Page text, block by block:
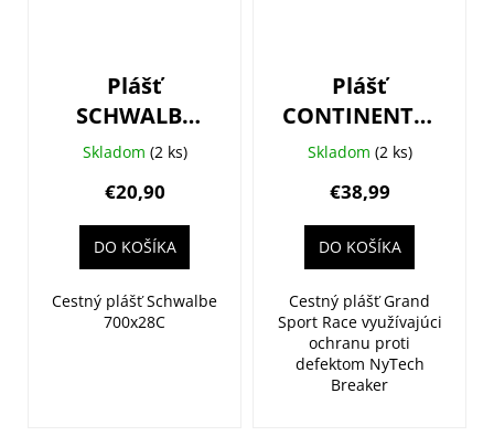
Plášť
SCHWALBE
Lugano II
622) 50EPI
420g K-Guard
SiC
Skladom (2 ks)
€20,90
DO KOŠÍKA
Cestný plášť Schwalbe
700x28C
Plášť
CONTINENTAL
Grand Sport
kevlar
Skladom (2 ks)
€38,99
DO KOŠÍKA
Cestný plášť Grand
Sport Race využívajúci
ochranu proti
defektom NyTech
Breaker